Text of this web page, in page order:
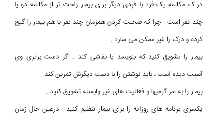
در ک مکالمه یک فرد با فردی دیگر برای بیمار راحت تر از مکالمه دو یا
چند نفر است . چرا که صحبت کردن همزمان چند نفر با هم بیمار را گیج
کرده و درک را غیر ممکن می سازد .
بیمار را تشویق کنید که بنویسد یا نقاشی کند . اگر دست برتری وی
آسیب دیده است ، باید نوشتن را با دست دیگرش تمرین کند .
بیمار را به سر گرمیها و فعالیت های غیر وابسته تشویق کنید .
یکسری برنامه های روزانه را برای بیمار تنظیم کنید . درعین حال زمان